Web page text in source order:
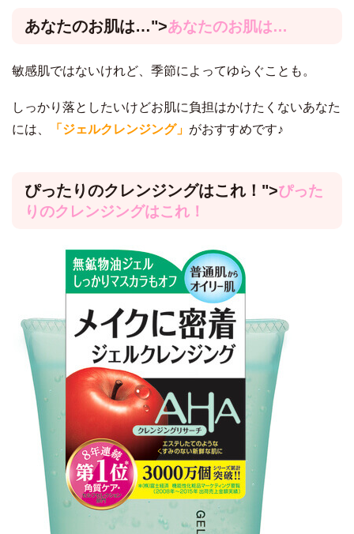
あなたのお肌は…">あなたのお肌は…
敏感肌ではないけれど、季節によってゆらぐことも。
しっかり落としたいけどお肌に負担はかけたくないあなた
には、
「 ジェルクレンジング」 がおすすめです♪
ぴったりのクレンジングはこれ！ ">ぴった
りのクレンジングはこれ！